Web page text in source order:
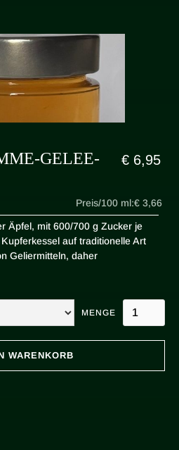
GELEE-
€ 6,95
Preis/100 ml:€ 3,66
Äpfel, mit 600/700 g Zucker je
auf traditionelle Art
Geliermitteln, daher
MENGE